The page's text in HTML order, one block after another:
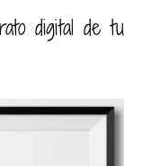
digital de tu